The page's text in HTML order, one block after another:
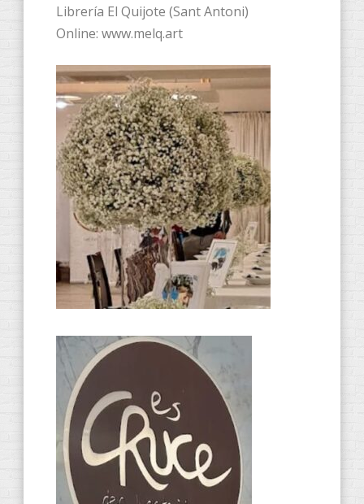
Librería El Quijote (Sant Antoni)
Online: www.melq.art